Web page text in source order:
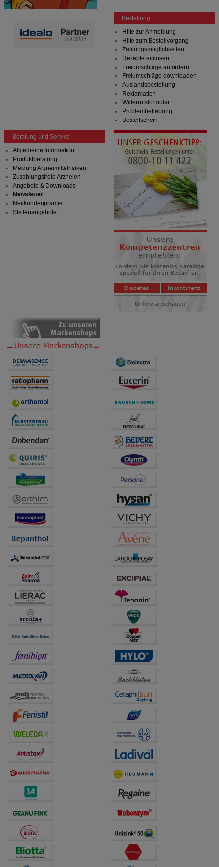
Bestellung
Hilfe zur Anmeldung
Hilfe zum Bestellvorgang
Zahlungsmöglichkeiten
Rezepte einlösen
Freiumschläge anfordern
Freiumschläge downloaden
Auslandsbestellung
Reklamation
Widerrufsformular
Problembehebung
Bestellschein
Beratung und Service
Allgemeine Information
Produktberatung
Meldung Arzneimittelrisiken
Zuzahlungsfreie Arzneien
Angebote & Downloads
Newsletter
Neukundenprämie
Stellenangebote